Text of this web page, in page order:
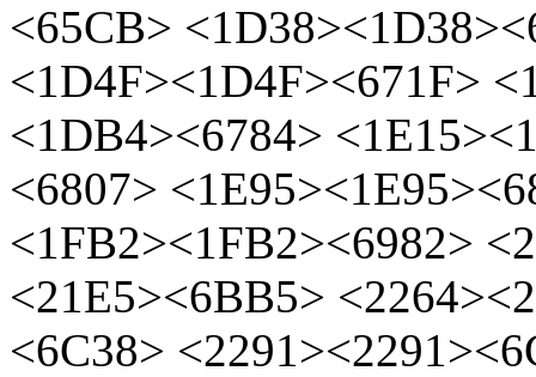
<65CB>
<1D4F><1D4F><671F>
<1DB4><6784>
<6807>
<1FB2><1FB2><6982>
<21E5><6BB5>
<6C38>